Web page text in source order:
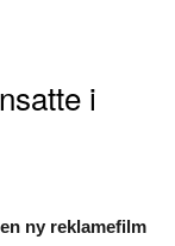
i
ny reklamefilm